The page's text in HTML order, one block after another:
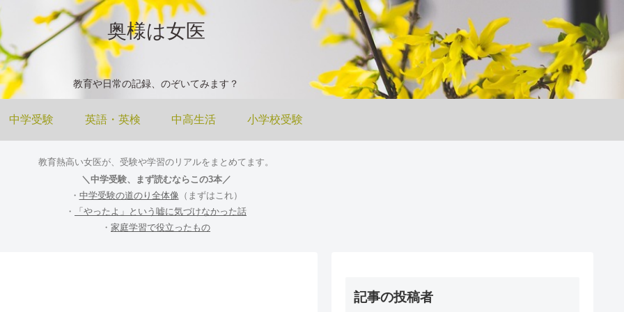
奥様は女医
教育や日常の記録、のぞいてみます？
中学受験 英語・英検 中高生活 小学校受験
教育熱高い女医が、受験や学習のリアルをまとめてます。
＼中学受験、まず読むならこの3本／
・ 中学受験の道のり全体像 （まずはこれ）
・
「やったよ」という嘘に気づけなかった話
・ 家庭学習で役立ったもの
記事の投稿者